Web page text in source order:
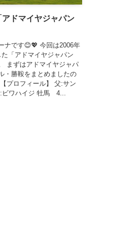
ドマイヤジャパン
ナです😊💖 今回は2006年
「アドマイヤジャパン
まずはアドマイヤジャパ
・勝鞍をまとめましたの
プロフィール】 父:サン
ビワハイジ 牡馬 4...